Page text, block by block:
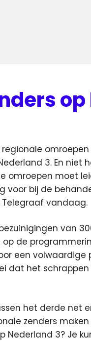
3. En niet
omroepen moet
voor bij de
vandaag.
van
de
een
dat het
het derde net
zenders
Nederland 3? Je